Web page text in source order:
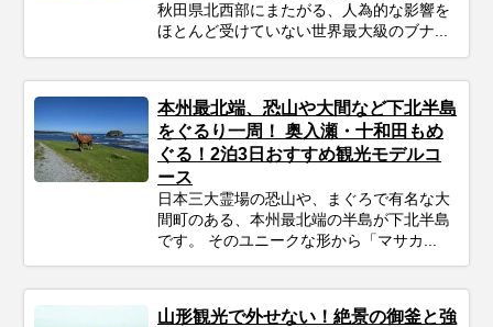
秋田県北西部にまたがる、人為的な影響を
ほとんど受けていない世界最大級のブナ...
本州最北端、恐山や大間など下北半島
をぐるり一周！ 奥入瀬・十和田もめ
ぐる！2泊3日おすすめ観光モデルコ
ース
日本三大霊場の恐山や、まぐろで有名な大
間町のある、本州最北端の半島が下北半島
です。 そのユニークな形から「マサカ...
山形観光で外せない！絶景の御釜と強